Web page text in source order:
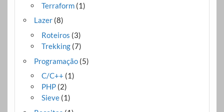
Terraform(1)
Lazer(8)
Roteiros (3)
Trekking(7)
Programação(5)
C/C++ (1)
PHP(2)
Sieve(1)